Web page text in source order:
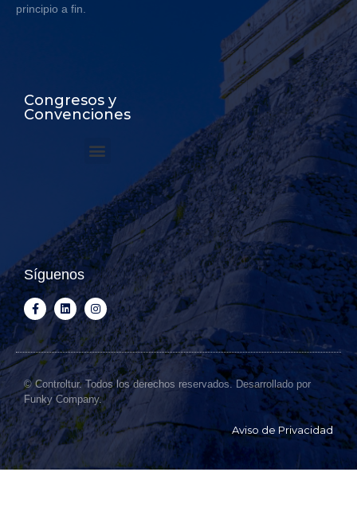
principio a fin.
Congresos y
Convenciones
Síguenos
© Controltur. Todos los derechos reservados. Desarrollado por
Funky Company.
Aviso de Privacidad